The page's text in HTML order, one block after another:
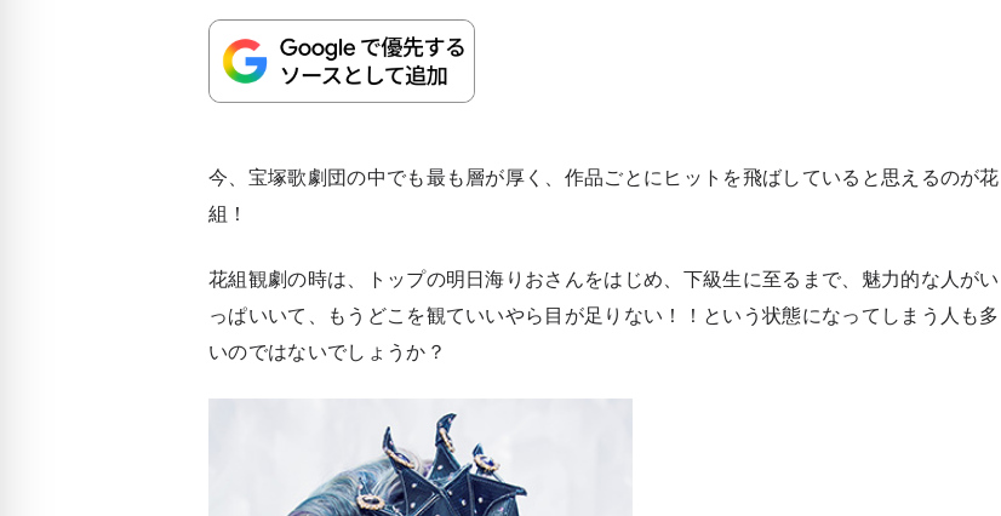
今、宝塚歌劇団の中でも最も層が厚く、作品ごとにヒットを飛ばしていると思えるのが花
組！
花組観劇の時は、トップの明日海りおさんをはじめ、下級生に至るまで、魅力的な人がい
っぱいいて、もうどこを観ていいやら目が足りない！！という状態になってしまう人も多
いのではないでしょうか？